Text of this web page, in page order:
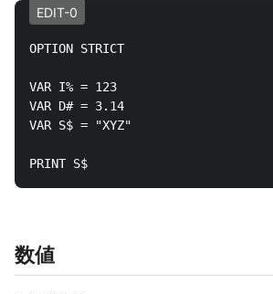
EDIT-0
OPTION STRICT
VAR I% = 123
VAR D# = 3.14
VAR S$ = "XYZ"
数値